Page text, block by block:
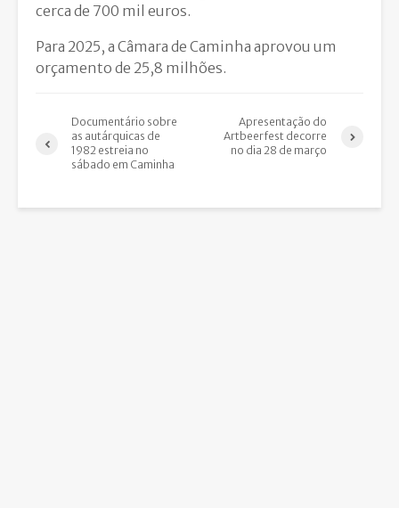
cerca de 700 mil euros.
Para 2025, a Câmara de Caminha aprovou um
orçamento de 25,8 milhões.
Documentário sobre
as autárquicas de
1982 estreia no
sábado em Caminha
Apresentação do
Artbeerfest decorre
no dia 28 de março